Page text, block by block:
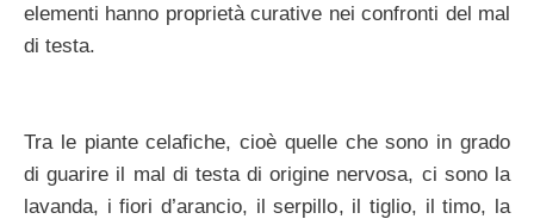
elementi hanno proprietà curative nei confronti del mal
di testa.
Tra le piante celafiche, cioè quelle che sono in grado
di guarire il mal di testa di origine nervosa, ci sono la
lavanda, i fiori d’arancio, il serpillo, il tiglio, il timo, la